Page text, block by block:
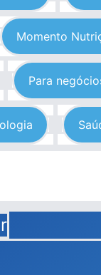
Momento
Para